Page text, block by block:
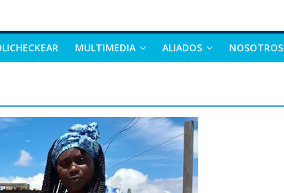
MULTIMEDIA ALIADOS NOSOTROS